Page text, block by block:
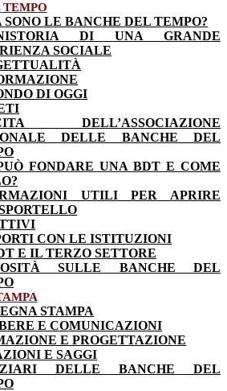
SONO LE BANCHE DEL TEMPO?
DI UNA GRANDE
SOCIALE
DI OGGI
DELL’ASSOCIAZIONE
DELLE BANCHE DEL
FONDARE UNA BDT E COME
UTILI PER APRIRE
CON LE ISTITUZIONI
E IL TERZO SETTORE
SULLE BANCHE DEL
STAMPA
E COMUNICAZIONI
E PROGETTAZIONE
E SAGGI
DELLE BANCHE DEL